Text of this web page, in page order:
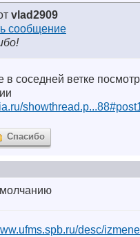
vlad2909
в соседней ветке
Спасибо
desc/